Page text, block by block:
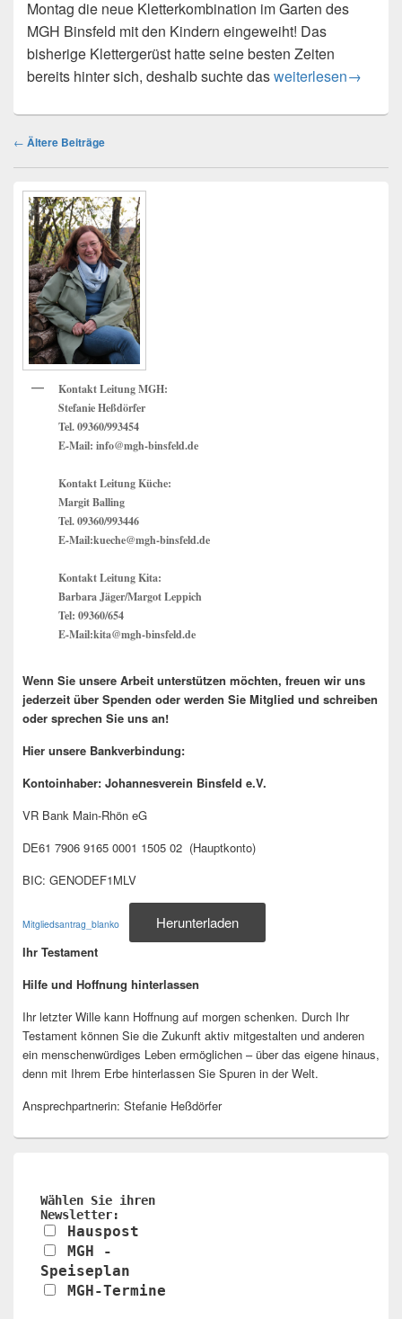
Montag die neue Kletterkombination im Garten des
MGH Binsfeld mit den Kindern eingeweiht! Das
bisherige Klettergerüst hatte seine besten Zeiten
bereits hinter sich, deshalb suchte dasNeues
weiterlesen→
Beitragsnavigation
← Ältere Beiträge
Primärer
Seitenleisten
Widget-
Bereich
Kontakt Leitung MGH:
Stefanie Heßdörfer
Tel. 09360/993454
E-Mail: info@mgh-binsfeld.de
Kontakt Leitung Küche:
Margit Balling
Tel. 09360/993446
E-Mail:kueche@mgh-binsfeld.de
Kontakt Leitung Kita:
Barbara Jäger/Margot Leppich
Tel: 09360/654
E-Mail:kita@mgh-binsfeld.de
Wenn Sie unsere Arbeit unterstützen möchten, freuen wir uns
jederzeit über Spenden oder werden Sie Mitglied und schreiben
oder sprechen Sie uns an!
Hier unsere Bankverbindung:
Kontoinhaber: Johannesverein Binsfeld e.V.
VR Bank Main-Rhön eG
DE61 7906 9165 0001 1505 02 (Hauptkonto)
BIC: GENODEF1MLV
Mitgliedsantrag_blanko Herunterladen
Ihr Testament
Hilfe und Hoffnung hinterlassen
Ihr letzter Wille kann Hoffnung auf morgen schenken. Durch Ihr
Testament können Sie die Zukunft aktiv mitgestalten und anderen
ein menschenwürdiges Leben ermöglichen – über das eigene hinaus,
denn mit Ihrem Erbe hinterlassen Sie Spuren in der Welt.
Ansprechpartnerin: Stefanie Heßdörfer
Wählen Sie ihren
Newsletter:
Hauspost
MGH -
Speiseplan
MGH-Termine